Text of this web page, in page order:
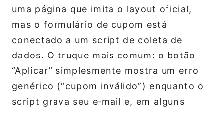
uma página que imita o layout oficial,
mas o formulário de cupom está
conectado a um script de coleta de
dados. O truque mais comum: o botão
“Aplicar” simplesmente mostra um erro
genérico (“cupom inválido”) enquanto o
script grava seu e‑mail e, em alguns